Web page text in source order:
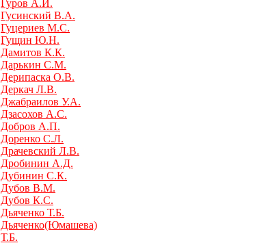
Гуров А.И.
Гусинский В.А.
Гуцериев М.С.
Гущин Ю.Н.
Дамитов К.К.
Дарькин С.М.
Дерипаска О.В.
Деркач Л.В.
Джабраилов У.А.
Дзасохов А.С.
Добров А.П.
Доренко С.Л.
Драчевский Л.В.
Дробинин А.Д.
Дубинин С.К.
Дубов В.М.
Дубов К.С.
Дьяченко Т.Б.
Дьяченко(Юмашева)
Т.Б.